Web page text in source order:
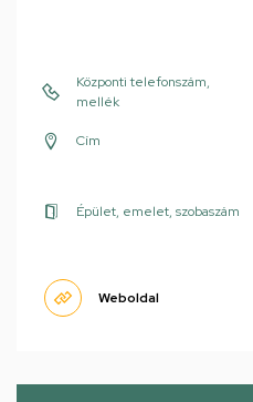
Központi telefonszám,
mellék
Cím
Épület, emelet, szobaszám
Weboldal